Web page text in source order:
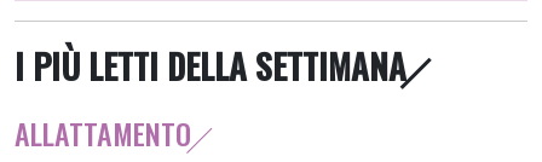
I PIÙ LETTI DELLA SETTIMANA
ALLATTAMENTO